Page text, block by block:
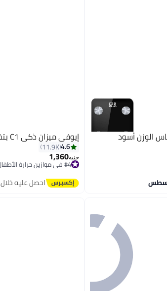
الوزن أسود إيوفي ميزان ذكي C1 بتقنية البلوتوث
4.6
11.9K
جنيه1,360#4 في موازين حرارة الأطفال
توصيل مجاني
بتخلّص بسرعة
#4 في موازين حرارة الأطفال احصل عليه خلال